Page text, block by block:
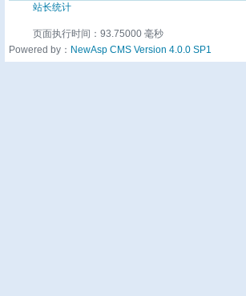
站长统计
页面执行时间：93.75000 毫秒
Powered by： NewAsp CMS Version 4.0.0 SP1